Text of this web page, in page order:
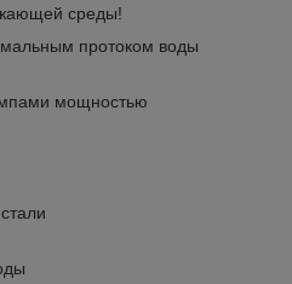
среды!
протоком воды
мощностью